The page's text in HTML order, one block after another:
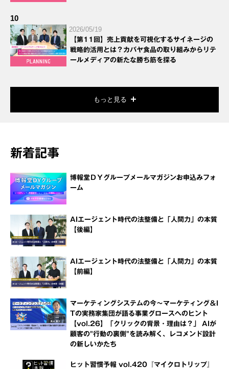
10
2026/05/19
【第11回】売上貢献を可視化するサイネージの
戦略的活用とは？カバヤ食品の取り組みからリテ
ールメディアの新たな勝ち筋を探る
もっと見る
新着記事
博報堂ＤＹグループメールマガジンお申込みフォ
ーム
AIエージェント時代の法整備と「人間力」の本質
【後編】
AIエージェント時代の法整備と「人間力」の本質
【前編】
マーケティングシステムの今～マーケティング＆I
Tの実務家集団が語る事業グロースへのヒント
【vol.26】「クリックの背景・理由は？」 AIが
顧客の"行動の裏側"を読み解く、レコメンド設計
の新しいかたち
ヒット習慣予報 vol.420『マイクロトリップ』